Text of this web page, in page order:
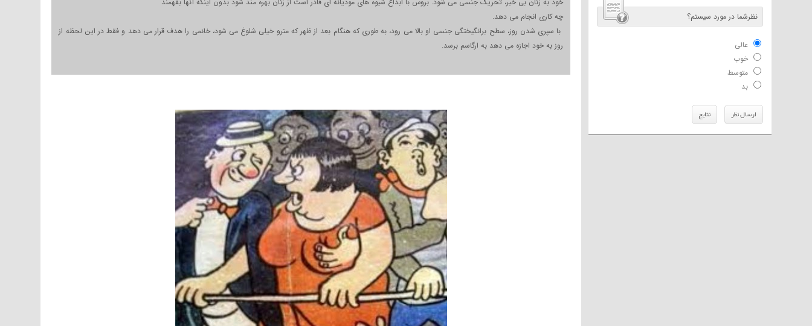
نظرشما در مورد سیستم؟
عالی
خوب
متوسط
بد
ارسال نظر نتایج
چه کاری انجام می دهد.
با سپری شدن روز، سطح برانگیختگی جنسی او بالا می رود، به طوری که هنگام بعد از ظهر که مترو خیلی شلوغ می شود، خانمی را هدف قرار می دهد و فقط در این لحظه از
روز به خود اجازه می دهد به ارگاسم برسد.